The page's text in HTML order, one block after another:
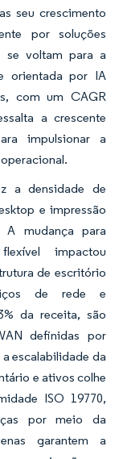
seu crescimento
por soluções
se voltam para a
orientada por IA
com um CAGR
a crescente
impulsionar a
a densidade de
e impressão
A mudança para
impactou
de escritório
de rede e
da receita, são
definidas por
escalabilidade da
e ativos colhe
ISO 19770,
por meio da
garantem a